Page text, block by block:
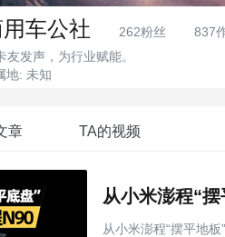
车公社 262粉丝
837
友发声，为行业赋能。
地: 未知
章 TA的视频
从小米澎程“
从小米澎程“摆平地